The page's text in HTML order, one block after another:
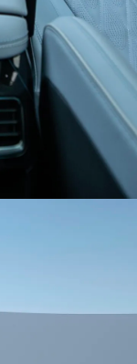
(AWD)
de rines.
adopta
de triángulo
este diseño.
tiene una
cerrada